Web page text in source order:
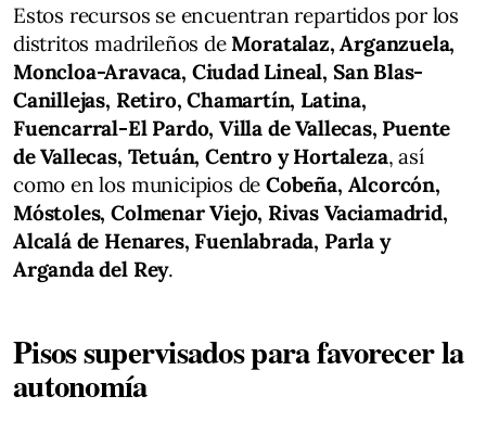
Estos recursos se encuentran repartidos por los
distritos madrileños de Moratalaz, Arganzuela,
Moncloa-Aravaca, Ciudad Lineal, San Blas-
Canillejas, Retiro, Chamartín, Latina,
Fuencarral-El Pardo, Villa de Vallecas, Puente
de Vallecas, Tetuán, Centro y Hortaleza, así
como en los municipios deCobeña, Alcorcón,
Móstoles, Colmenar Viejo, Rivas Vaciamadrid,
Alcalá de Henares, Fuenlabrada, Parla y
Arganda del Rey.
Pisos supervisados para favorecer la
autonomía